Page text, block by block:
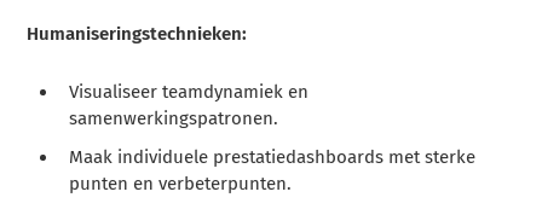
Humaniseringstechnieken:
Visualiseer teamdynamiek en
samenwerkingspatronen.
Maak individuele prestatiedashboards met sterke
punten en verbeterpunten.